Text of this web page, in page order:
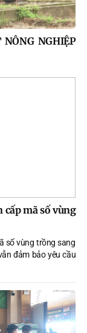
NGHIỆP
mã số vùng
số vùng trồng sang
đảm bảo yêu cầu